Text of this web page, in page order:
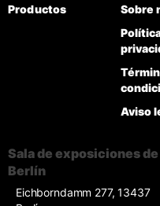
Productos
Sobre
Aviso
Sala de exposiciones de
Berlín
Eichborndamm 277, 13437